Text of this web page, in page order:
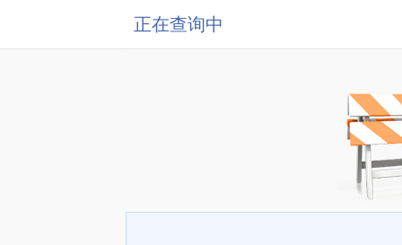
正在查询中